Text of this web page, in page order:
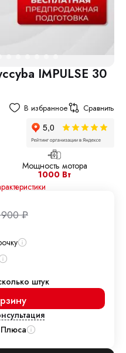
IMPULSE 30
В избранное Сравнить
Мощность мотора
1000 Вт
900₽
штук